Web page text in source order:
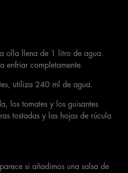
olla llena de 1 litro de agua.
enfriar completamente.
utiliza 240 ml de agua.
los tomates y los guisantes
tostadas y las hojas de rúcula
si añadimos una salsa de